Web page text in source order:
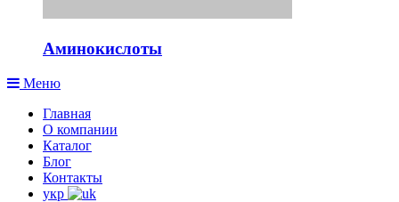
Аминокислоты
Меню
Главная
О компании
Каталог
Блог
Контакты
укр